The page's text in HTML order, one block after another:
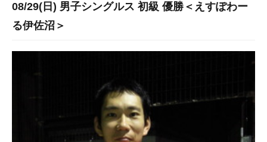
08/29(日) 男子シングルス 初級 優勝＜えすぽわー
る伊佐沼＞